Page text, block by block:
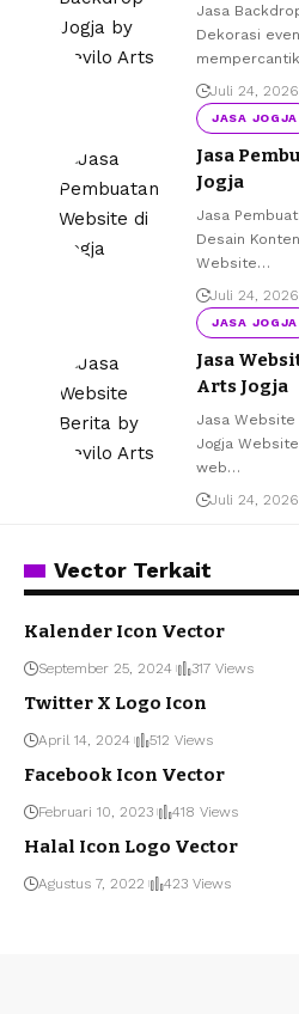
Jasa
Dekorasi
Juli 24, 2026
JASA JOGJA
Jasa
Jogja
Jasa
Desain
Website…
Juli 24, 2026
JASA JOGJA
Jasa
Arts Jogja
Jasa
Jogja
web…
Juli 24, 2026
Vector Terkait
Kalender Icon Vector
September 25, 2024 317 Views
Twitter X Logo Icon
April 14, 2024 512 Views
Facebook Icon Vector
Februari 10, 2023 418 Views
Halal Icon Logo Vector
Agustus 7, 2022 423 Views